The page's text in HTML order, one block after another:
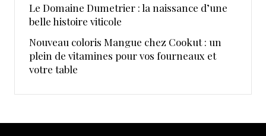
Le Domaine Dumetrier : la naissance d’une
belle histoire viticole
Nouveau coloris Mangue chez Cookut : un
plein de vitamines pour vos fourneaux et
votre table